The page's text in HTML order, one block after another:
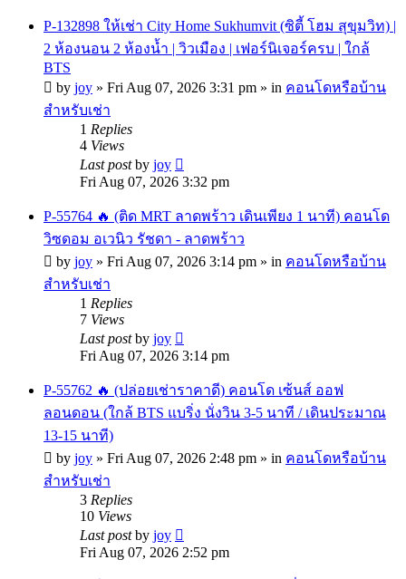
P-132898 ให้เช่า City Home Sukhumvit (ซิตี้ โฮม สุขุมวิท) |
2 ห้องนอน 2 ห้องน้ำ | วิวเมือง | เฟอร์นิเจอร์ครบ | ใกล้
BTS
by joy » Fri Aug 07, 2026 3:31 pm » in คอนโดหรือบ้าน
สำหรับเช่า
1 Replies
4 Views
Last postby joy
Fri Aug 07, 2026 3:32 pm
P-55764 🔥 (ติด MRT ลาดพร้าว เดินเพียง 1 นาที) คอนโด
วิซดอม อเวนิว รัชดา - ลาดพร้าว
by joy » Fri Aug 07, 2026 3:14 pm » in คอนโดหรือบ้าน
สำหรับเช่า
1 Replies
7 Views
Last postby joy
Fri Aug 07, 2026 3:14 pm
P-55762 🔥 (ปล่อยเช่าราคาดี) คอนโด เซ้นส์ ออฟ
ลอนดอน (ใกล้ BTS แบริ่ง นั่งวิน 3-5 นาที / เดินประมาณ
13-15 นาที)
by joy » Fri Aug 07, 2026 2:48 pm » in คอนโดหรือบ้าน
สำหรับเช่า
3 Replies
10 Views
Last postby joy
Fri Aug 07, 2026 2:52 pm